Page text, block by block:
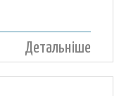
Детальніше